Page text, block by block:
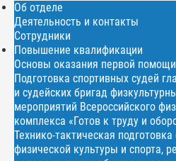
Об отделе
Деятельность и контакты
Сотрудники
Повышение квалификации
Основы оказания первой
Подготовка спортивных судей
и судейских бригад
мероприятий Всероссийского
комплекса «Готов к труду и
Технико-тактическая
физической культуры и спорта,